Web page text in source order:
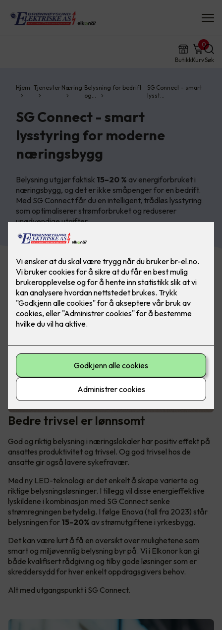
ButikkKurv
0
Søk
Hjem Tjenester Næring Belysning for bedrift
og…
SG Connect - smart
lysst…
SG Connect - smart
lysstyring for moderne
næringsbygg
Belysning utgjør faktisk 15–20 % av energiforbruket i
næringsbygg, og det er ikke småpenger for en bedrift.
Med SG Connect får du en intelligent, trådløs lysstyring
som optimaliserer strømforbruket og reduserer
unødvendige utgifter.
Bedre trivsel er lønnsomt
God og riktig belysning i næringslokaler har positiv effekt på
ansattes produktivitet og trivsel. Og god trivsel hos de
ansatte gir også lavere sykefravær.
Med ny LED-teknologi er det enkelt å skape varierte og
riktige belysningsløsninger. I tillegg vil disse energieffektive
lyskildene i kombinasjon med SG Connect senke
strømregningen betydelig. I følge Enova (tall fra 2023) står
belysningen for 15-20% av strømutgiftene i yrkesbygg.
Det kan være lurt å få en oversikt over mulighetene som
smart og miljøvennlig belysning byr på. Vi i Elkonor kan gi
både kvalifisert rådgiving og tilby gode løsninger som er
skreddersydd for hver enkelt oppdragsgivers behov.
Alt med utgangspunkt i SG Connect.